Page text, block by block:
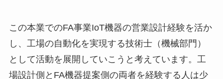
この本業でのFA事業IoT機器の営業設計経験を活か
し、工場の自動化を実現する技術士（機械部門）
として活動を展開していこうと考えています。工
場設計側とFA機器提案側の両者を経験する人は少